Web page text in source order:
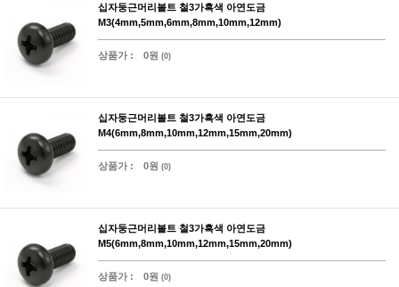
십자둥근머리볼트 철3가흑색 아연도금
M3(4mm,5mm,6mm,8mm,10mm,12mm)
상품가 : 0원 (0)
십자둥근머리볼트 철3가흑색 아연도금
M4(6mm,8mm,10mm,12mm,15mm,20mm)
상품가 : 0원 (0)
십자둥근머리볼트 철3가흑색 아연도금
M5(6mm,8mm,10mm,12mm,15mm,20mm)
상품가 : 0원 (0)